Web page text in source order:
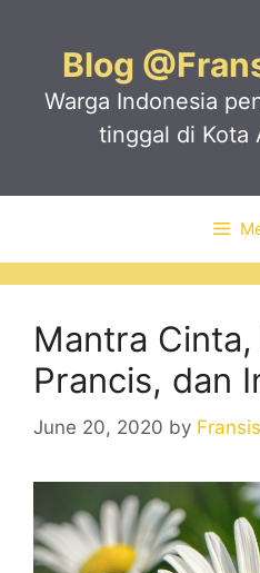
Blog
Warga Indonesia
tinggal di Kota
Mantra Cinta,
Prancis, dan
June 20, 2020 by